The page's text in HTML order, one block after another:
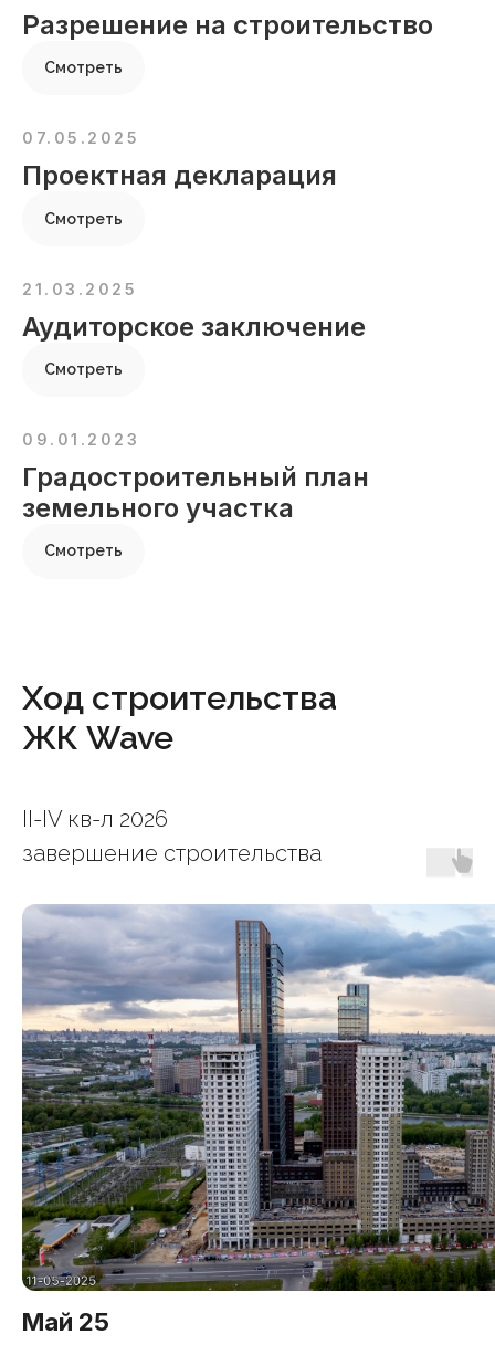
Разрешение на строительство
Смотреть
07.05.2025
Проектная декларация
Смотреть
21.03.2025
Аудиторское заключение
Смотреть
09.01.2023
Градостроительный план
земельного участка
Смотреть
Ход строительства
ЖК Wave
II-IV кв-л 2026
завершение строительства
Май 25
Сделали выбор? Запишитесь на